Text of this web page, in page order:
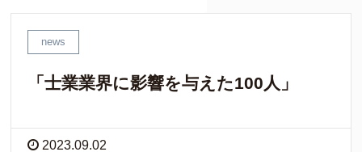
news
「士業業界に影響を与えた100人」
2023.09.02